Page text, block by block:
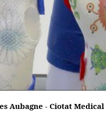
Aubagne - Ciotat Medical